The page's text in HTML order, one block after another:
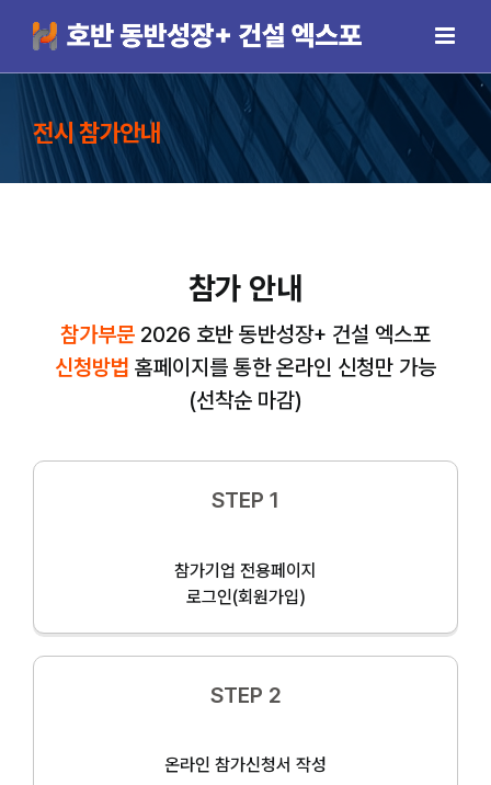
content
전시 참가안내
참가 안내
참가부문 2026 호반 동반성장+ 건설 엑스포
신청방법 홈페이지를 통한 온라인 신청만 가능
(선착순 마감)
STEP 1
참가기업 전용페이지
로그인(회원가입)
STEP 2
온라인 참가신청서 작성